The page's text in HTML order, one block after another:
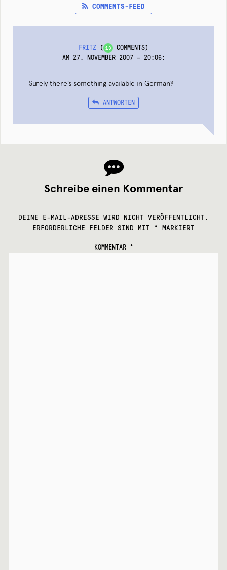
COMMENTS-FEED
FRITZ ( 13
COMMENTS)
AM 27. NOVEMBER 2007 — 20:06:
Surely there’s something available in German?
ANTWORTEN
Schreibe einen Kommentar
DEINE E-MAIL-ADRESSE WIRD NICHT VERÖFFENTLICHT.
ERFORDERLICHE FELDER SIND MIT * MARKIERT
KOMMENTAR *